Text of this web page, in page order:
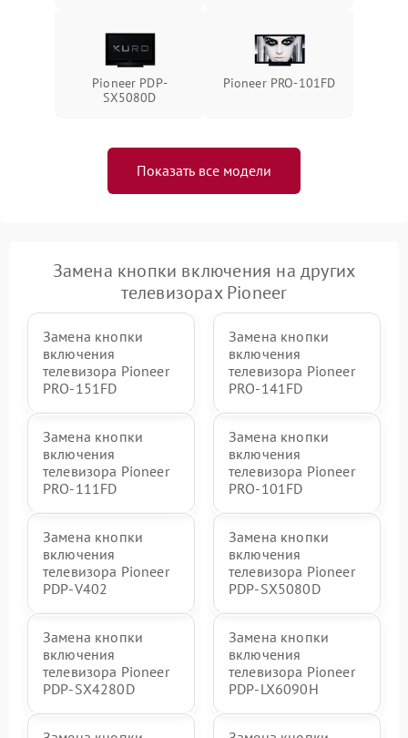
Pioneer PDP-
SX5080D
Pioneer PRO-101FD
Показать все модели
Замена кнопки включения на других
телевизорах Pioneer
Замена кнопки
включения
телевизора Pioneer
PRO-151FD
Замена кнопки
включения
телевизора Pioneer
PRO-141FD
Замена кнопки
включения
телевизора Pioneer
PRO-111FD
Замена кнопки
включения
телевизора Pioneer
PRO-101FD
Замена кнопки
включения
телевизора Pioneer
PDP-V402
Замена кнопки
включения
телевизора Pioneer
PDP-SX5080D
Замена кнопки
включения
телевизора Pioneer
PDP-SX4280D
Замена кнопки
включения
телевизора Pioneer
PDP-LX6090H